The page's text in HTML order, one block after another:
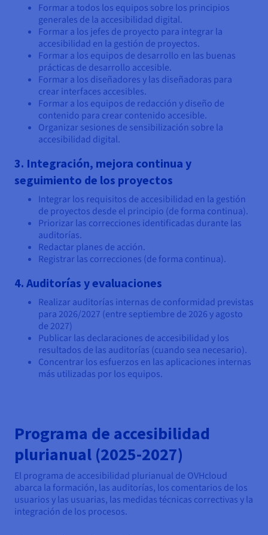
Formar a todos los equipos sobre los principios
generales de la accesibilidad digital.
Formar a los jefes de proyecto para integrar la
accesibilidad en la gestión de proyectos.
Formar a los equipos de desarrollo en las buenas
prácticas de desarrollo accesible.
Formar a los diseñadores y las diseñadoras para
crear interfaces accesibles.
Formar a los equipos de redacción y diseño de
contenido para crear contenido accesible.
Organizar sesiones de sensibilización sobre la
accesibilidad digital.
3. Integración, mejora continua y
seguimiento de los proyectos
Integrar los requisitos de accesibilidad en la gestión
de proyectos desde el principio (de forma continua).
Priorizar las correcciones identificadas durante las
auditorías.
Redactar planes de acción.
Registrar las correcciones (de forma continua).
4. Auditorías y evaluaciones
Realizar auditorías internas de conformidad previstas
para 2026/2027 (entre septiembre de 2026 y agosto
de 2027)
Publicar las declaraciones de accesibilidad y los
resultados de las auditorías (cuando sea necesario).
Concentrar los esfuerzos en las aplicaciones internas
más utilizadas por los equipos.
Programa de accesibilidad
plurianual (2025-2027)
El programa de accesibilidad plurianual de OVHcloud
abarca la formación, las auditorías, los comentarios de los
usuarios y las usuarias, las medidas técnicas correctivas y la
integración de los procesos.